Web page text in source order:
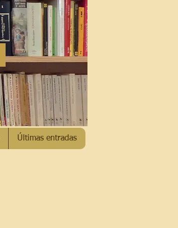
Últimas entradas